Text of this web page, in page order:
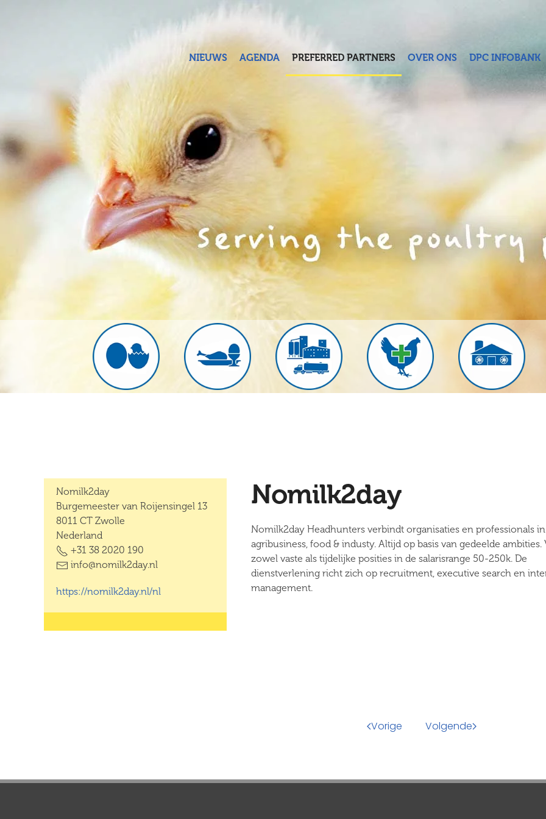
NIEUWS
AGENDA PREFERRED PARTNERS OVER ONS DPC INFOBANK
Nomilk2day
Burgemeester van Roijensingel 13
8011 CT Zwolle
Nederland
+31 38 2020 190
info@nomilk2day.nl
https://nomilk2day.nl/nl
Nomilk2day
Nomilk2day Headhunters verbindt organisaties en professionals in
agribusiness, food & industy. Altijd op basis van gedeelde ambities.
zowel vaste als tijdelijke posities in de salarisrange 50-250k. De
dienstverlening richt zich op recruitment, executive search en
management.
Vorige Volgende